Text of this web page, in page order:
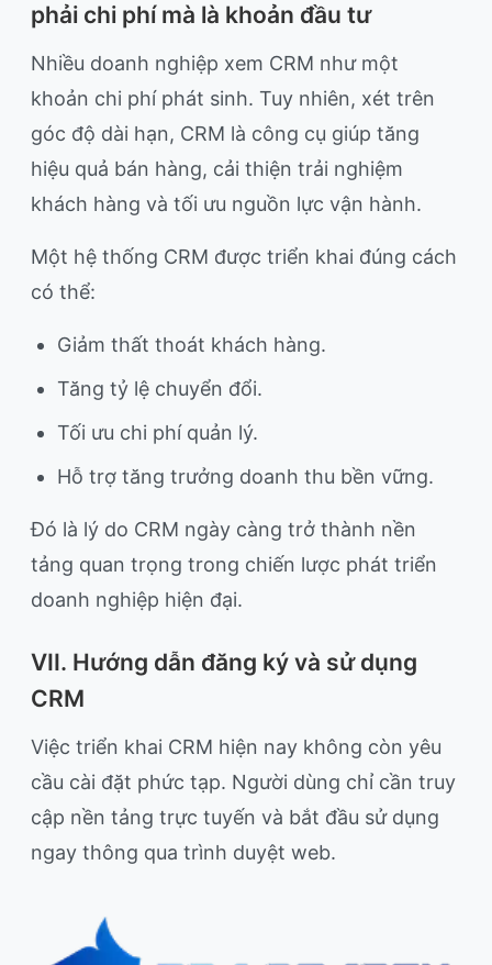
phải chi phí mà là khoản đầu tư
Nhiều doanh nghiệp xem CRM như một
khoản chi phí phát sinh. Tuy nhiên, xét trên
góc độ dài hạn, CRM là công cụ giúp tăng
hiệu quả bán hàng, cải thiện trải nghiệm
khách hàng và tối ưu nguồn lực vận hành.
Một hệ thống CRM được triển khai đúng cách
có thể:
Giảm thất thoát khách hàng.
Tăng tỷ lệ chuyển đổi.
Tối ưu chi phí quản lý.
Hỗ trợ tăng trưởng doanh thu bền vững.
Đó là lý do CRM ngày càng trở thành nền
tảng quan trọng trong chiến lược phát triển
doanh nghiệp hiện đại.
VII. Hướng dẫn đăng ký và sử dụng
CRM
Việc triển khai CRM hiện nay không còn yêu
cầu cài đặt phức tạp. Người dùng chỉ cần truy
cập nền tảng trực tuyến và bắt đầu sử dụng
ngay thông qua trình duyệt web.